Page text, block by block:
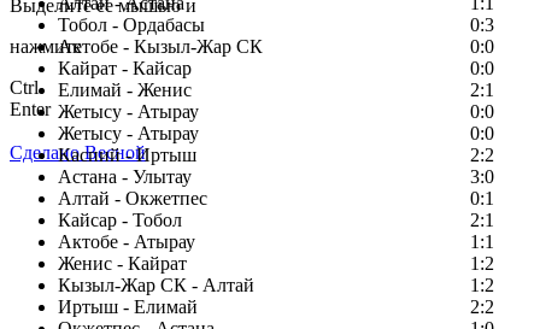
Тобол - Ордабасы
0:3
Актобе - Кызыл-Жар СК
0:0
Кайрат - Кайсар
0:0
Елимай - Женис
2:1
Жетысу - Атырау
0:0
Жетысу - Атырау
0:0
Каспий - Иртыш
2:2
Астана - Улытау
3:0
Алтай - Окжетпес
0:1
Кайсар - Тобол
2:1
Актобе - Атырау
1:1
Женис - Кайрат
1:2
Кызыл-Жар СК - Алтай
1:2
Иртыш - Елимай
2:2
Выделите ее мышью и
нажмите
Ctrl
Enter
Сделано Весной